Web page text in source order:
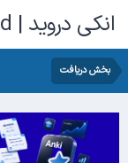
انکی دروید | AnkiDroid
بخش دریافت